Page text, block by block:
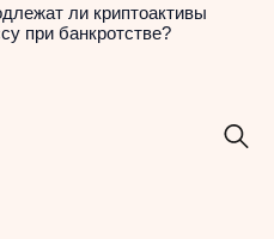
ли криптоактивы
при банкротстве?